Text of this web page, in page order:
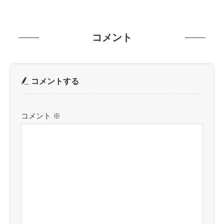
コメント
コメントする
コメント ※